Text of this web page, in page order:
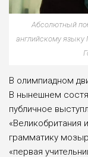
Абсолютный
английскому
В олимпиадном
В нынешнем
публичное
«Великобритания
грамматику
«первая